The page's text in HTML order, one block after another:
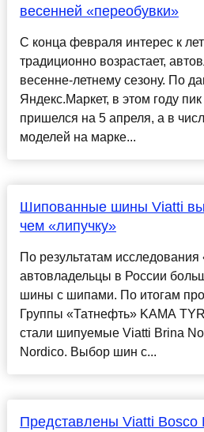
весенней «переобувки»
С конца февраля интерес к
традиционно возрастает,
весенне-летнему сезону. По
Яндекс.Маркет, в этом году
пришелся на 5 апреля, а в
моделей на марке...
Шипованные шины Viatti
чем «липучку»
По результатам
автовладельцы в России
шины с шипами. По итогам
Группы «Татнефть» KAMA
стали шипуемые Viatti Brina
Nordico. Выбор шин с...
Представлены Viatti